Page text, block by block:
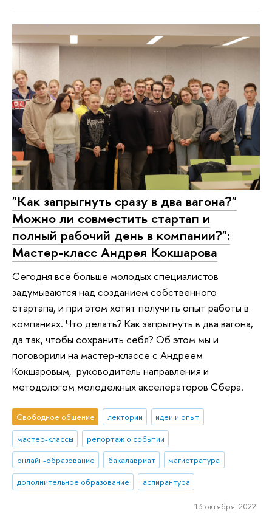
"Как запрыгнуть сразу в два вагона?"
Можно ли совместить стартап и
полный рабочий день в компании?":
Мастер-класс Андрея Кокшарова
Сегодня всё больше молодых специалистов
задумываются над созданием собственного
стартапа, и при этом хотят получить опыт работы в
компаниях. Что делать? Как запрыгнуть в два вагона,
да так, чтобы сохранить себя? Об этом мы и
поговорили на мастер-классе с Андреем
Кокшаровым, руководитель направления и
методологом молодежных акселераторов Сбера.
Свободное общение лектории
идеи и опыт
мастер-классы
репортаж о событии
онлайн-образование
бакалавриат
магистратура
дополнительное образование
аспирантура
13 октября 2022